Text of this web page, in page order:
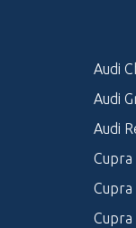
Audi
Audi
Audi
Cupra
Cupra